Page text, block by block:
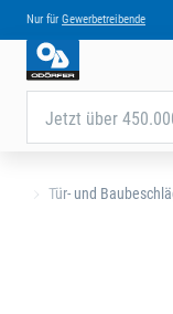
Nur für Gewerbetreibende
Jetzt über
Tür- und